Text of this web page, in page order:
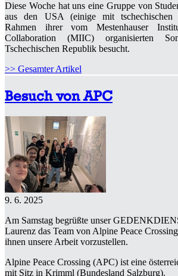
Diese Woche hat uns eine Gruppe von
aus den USA (einige mit tschechischen
Rahmen ihrer vom Mestenhauser
Collaboration (MIIC) organisierten
Tschechischen Republik besucht.
>> Gesamter Artikel
Besuch von APC
9. 6. 2025
Am Samstag begrüßte unser
Laurenz das Team von Alpine Peace
ihnen unsere Arbeit vorzustellen.
Alpine Peace Crossing (APC) ist eine
mit Sitz in Krimml (Bundesland Salzburg).